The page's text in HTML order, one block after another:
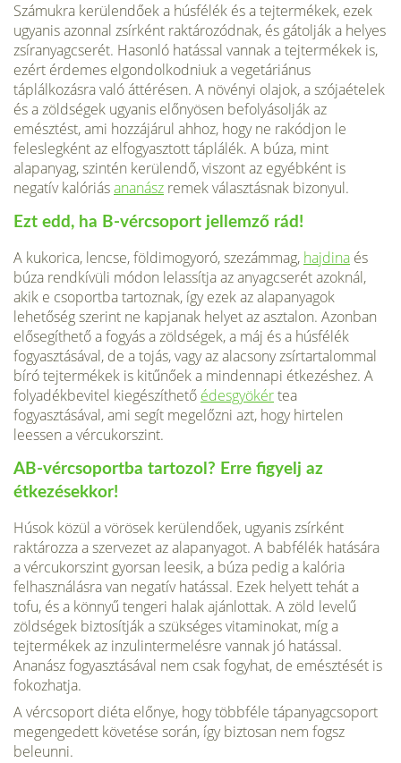
Számukra kerülendőek a húsfélék és a tejtermékek, ezek
ugyanis azonnal zsírként raktározódnak, és gátolják a helyes
zsíranyagcserét. Hasonló hatással vannak a tejtermékek is,
ezért érdemes elgondolkodniuk a vegetáriánus
táplálkozásra való áttérésen. A növényi olajok, a szójaételek
és a zöldségek ugyanis előnyösen befolyásolják az
emésztést, ami hozzájárul ahhoz, hogy ne rakódjon le
feleslegként az elfogyasztott táplálék. A búza, mint
alapanyag, szintén kerülendő, viszont az egyébként is
negatív kalóriásananász remek választásnak bizonyul.
Ezt edd, ha B-vércsoport jellemző rád!
A kukorica, lencse, földimogyoró, szezámmag, hajdina és
búza rendkívüli módon lelassítja az anyagcserét azoknál,
akik e csoportba tartoznak, így ezek az alapanyagok
lehetőség szerint ne kapjanak helyet az asztalon. Azonban
elősegíthető a fogyás a zöldségek, a máj és a húsfélék
fogyasztásával, de a tojás, vagy az alacsony zsírtartalommal
bíró tejtermékek is kitűnőek a mindennapi étkezéshez. A
folyadékbevitel kiegészíthető édesgyökértea
fogyasztásával, ami segít megelőzni azt, hogy hirtelen
leessen a vércukorszint.
AB-vércsoportba tartozol? Erre figyelj az
étkezésekkor!
Húsok közül a vörösek kerülendőek, ugyanis zsírként
raktározza a szervezet az alapanyagot. A babfélék hatására
a vércukorszint gyorsan leesik, a búza pedig a kalória
felhasználásra van negatív hatással. Ezek helyett tehát a
tofu, és a könnyű tengeri halak ajánlottak. A zöld levelű
zöldségek biztosítják a szükséges vitaminokat, míg a
tejtermékek az inzulintermelésre vannak jó hatással.
Ananász fogyasztásával nem csak fogyhat, de emésztését is
fokozhatja.
A vércsoport diéta előnye, hogy többféle tápanyagcsoport
megengedett követése során, így biztosan nem fogsz
beleunni.